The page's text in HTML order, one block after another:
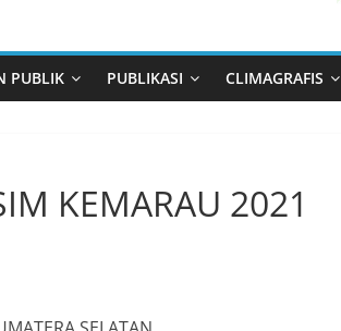
PUBLIK PUBLIKASI CLIMAGRAFIS
KEMARAU 2021